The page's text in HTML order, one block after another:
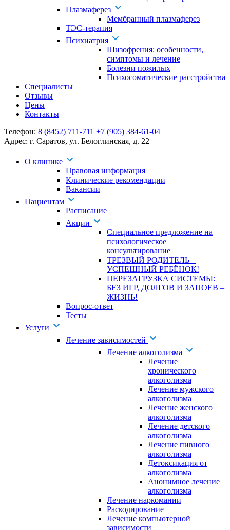
Плазмаферез
Мембранный плазмаферез
ТЭС-терапия
Психиатрия
Шизофрения: особенности,
симптомы и лечение
Болезни пожилых
Психосоматические расстройства
Специалисты
Отзывы
Цены
Контакты
Телефон: 8 (8452) 711-711 +7 (905) 384-61-04
Адрес: г. Саратов, ул. Белоглинская, д. 22
О клинике
Правовая информация
Клинические рекомендации
Вакансии
Пациентам
Расписание
Акции
Специальное предложение на
психологическое
консультирование
ТРЕЗВЫЙ РОДИТЕЛЬ –
УСПЕШНЫЙ РЕБЁНОК!
ПЕРЕЗАГРУЗКА СИСТЕМЫ:
БЕЗ ИГР, ДОЛГОВ И ЗАПОЕВ –
ЖИЗНЬ!
Вопрос-ответ
Тесты
Услуги
Лечение зависимостей
Лечение алкоголизма
Лечение
хронического
алкоголизма
Лечение мужского
алкоголизма
Лечение женского
алкоголизма
Лечение детского
алкоголизма
Лечение пивного
алкоголизма
Детоксикация от
алкоголизма
Анонимное лечение
алкоголизма
Лечение наркомании
Раскодирование
Лечение компьютерной
зависимости